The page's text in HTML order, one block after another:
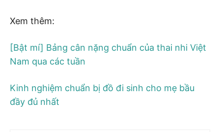
Xem thêm:
[Bật mí] Bảng cân nặng chuẩn của thai nhi Việt
Nam qua các tuần
Kinh nghiệm chuẩn bị đồ đi sinh cho mẹ bầu
đầy đủ nhất